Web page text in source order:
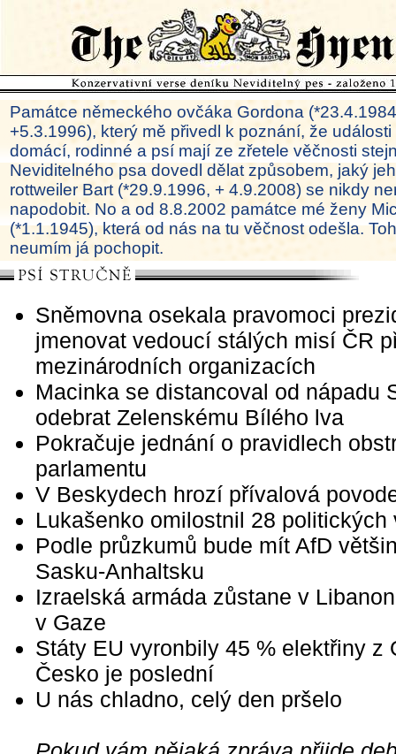
Památce německého ovčáka Gordona
+5.3.1996), který mě přivedl k poznání, že
domácí, rodinné a psí mají ze zřetele věčnosti
Neviditelného psa dovedl dělat způsobem, jaký
rottweiler Bart (*29.9.1996, + 4.9.2008) se nikdy
napodobit. No a od 8.8.2002 památce mé ženy
(*1.1.1945), která od nás na tu věčnost odešla.
neumím já pochopit.
Sněmovna osekala pravomoci
jmenovat vedoucí stálých misí ČR
mezinárodních organizacích
Macinka se distancoval od nápadu
odebrat Zelenskému Bílého lva
Pokračuje jednání o pravidlech
parlamentu
V Beskydech hrozí přívalová
Lukašenko omilostnil 28 politických
Podle průzkumů bude mít AfD
Sasku-Anhaltsku
Izraelská armáda zůstane v
v Gaze
Státy EU vyronbily 45 % elektřiny z
Česko je poslední
U nás chladno, celý den pršelo